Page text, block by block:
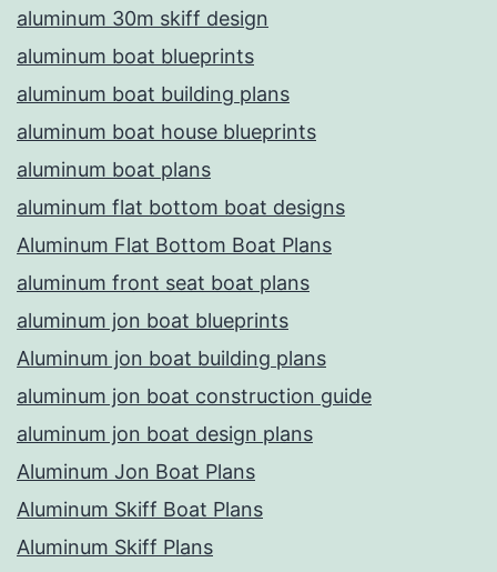
aluminum 30m skiff design
aluminum boat blueprints
aluminum boat building plans
aluminum boat house blueprints
aluminum boat plans
aluminum flat bottom boat designs
Aluminum Flat Bottom Boat Plans
aluminum front seat boat plans
aluminum jon boat blueprints
Aluminum jon boat building plans
aluminum jon boat construction guide
aluminum jon boat design plans
Aluminum Jon Boat Plans
Aluminum Skiff Boat Plans
Aluminum Skiff Plans